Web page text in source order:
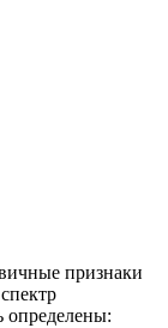
признаки
определены: